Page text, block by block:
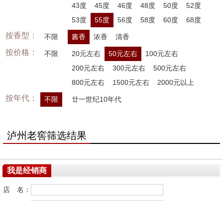
43度
45度 46度 48度 50度
52度
53度
55度 56度 58度 60度 68度
按香型： 不限 酱香 浓香 清香
按价格： 不限 20元左右 50元左右
100元左右
200元左右
300元左右
500元左右
800元左右
1500元左右 2000元以上
按年代： 不限 廿一世纪10年代
泸州老窖筛选结果
我是经销商
店 名：